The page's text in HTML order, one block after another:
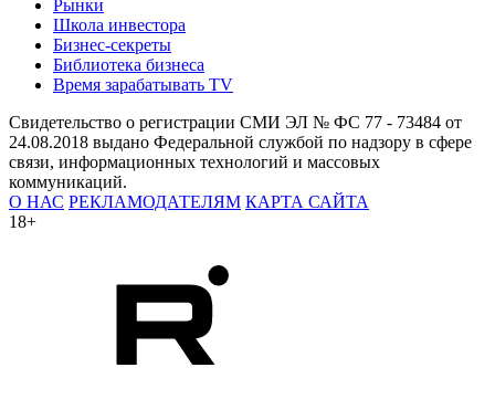
Рынки
Школа инвестора
Бизнес-секреты
Библиотека бизнеса
Время зарабатывать TV
Свидетельство о регистрации СМИ ЭЛ № ФС 77 - 73484 от
24.08.2018 выдано Федеральной службой по надзору в сфере
связи, информационных технологий и массовых
коммуникаций.
О НАС РЕКЛАМОДАТЕЛЯМ КАРТА САЙТА
18+